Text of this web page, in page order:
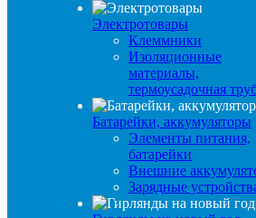
Электротовары
Клеммники
Изоляционные
материалы,
термоусадочная
Батарейки, аккумуляторы
Элементы питания,
батарейки
Внешние
Зарядные